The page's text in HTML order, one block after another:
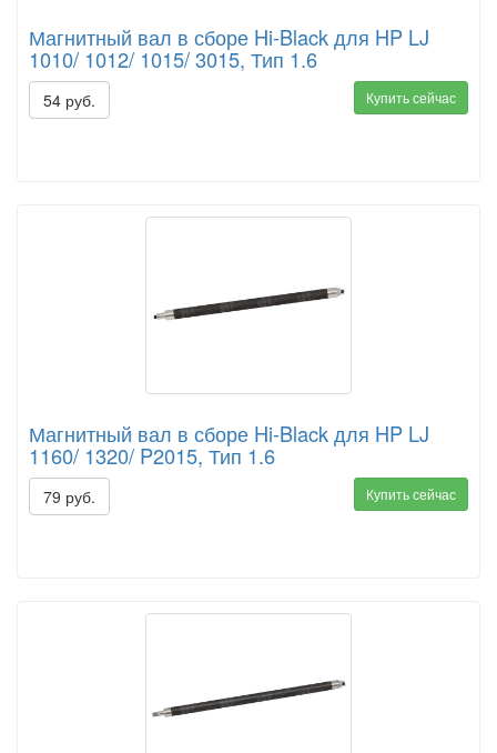
Магнитный вал в сборе Hi-Black для HP LJ
1010/ 1012/ 1015/ 3015, Тип 1.6
54 руб. Купить сейчас
Магнитный вал в сборе Hi-Black для HP LJ
1160/ 1320/ P2015, Тип 1.6
79 руб. Купить сейчас